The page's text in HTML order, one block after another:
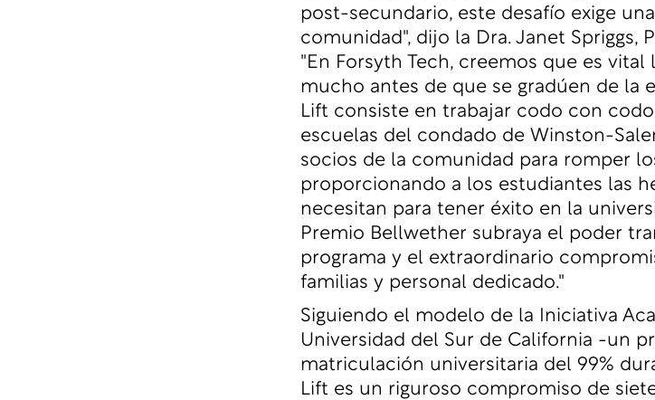
post-secundario, este desafío exige
comunidad", dijo la Dra. Janet Spriggs,
"En Forsyth Tech, creemos que es vital
mucho antes de que se gradúen de la
Lift consiste en trabajar codo con
escuelas del condado de Winston-
socios de la comunidad para romper
proporcionando a los estudiantes las
necesitan para tener éxito en la
Premio Bellwether subraya el poder
programa y el extraordinario
familias y personal dedicado."
Siguiendo el modelo de la Iniciativa
Universidad del Sur de California -un
matriculación universitaria del 99%
Lift es un riguroso compromiso de